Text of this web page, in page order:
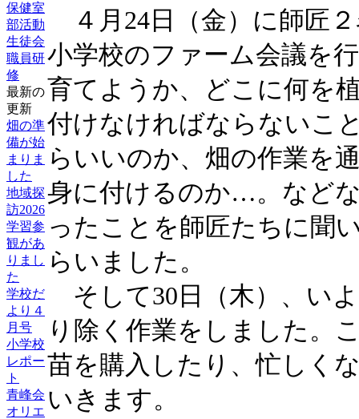
保健室
部活動
生徒会
職員研
修
最新の
更新
畑の準
備が始
まりま
した
地域探
訪2026
学習参
観があ
りまし
た
学校だ
より４
月号
小学校
レポー
ト
青峰会
オリエ
４月24日（金）に師匠
小学校のファーム会議を
育てようか、どこに何を
付けなければならないこ
らいいのか、畑の作業を
身に付けるのか…。など
ったことを師匠たちに聞
らいました。
そして30日（木）、い
り除く作業をしました。
苗を購入したり、忙しく
いきます。